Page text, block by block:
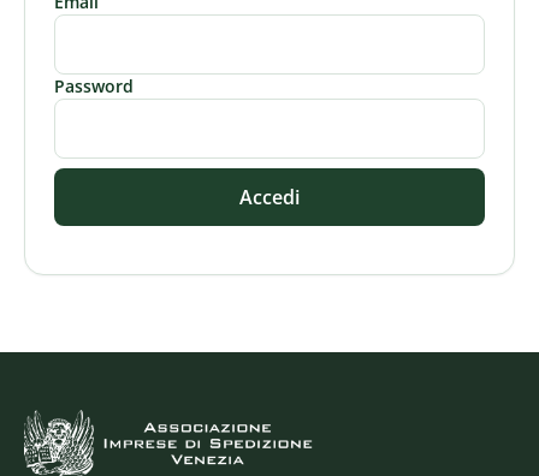
Password
Accedi